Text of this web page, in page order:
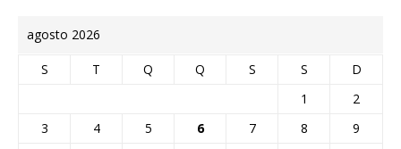
agosto 2026
S T Q Q S S
D
1
2
3
4 5 6 7 8
9